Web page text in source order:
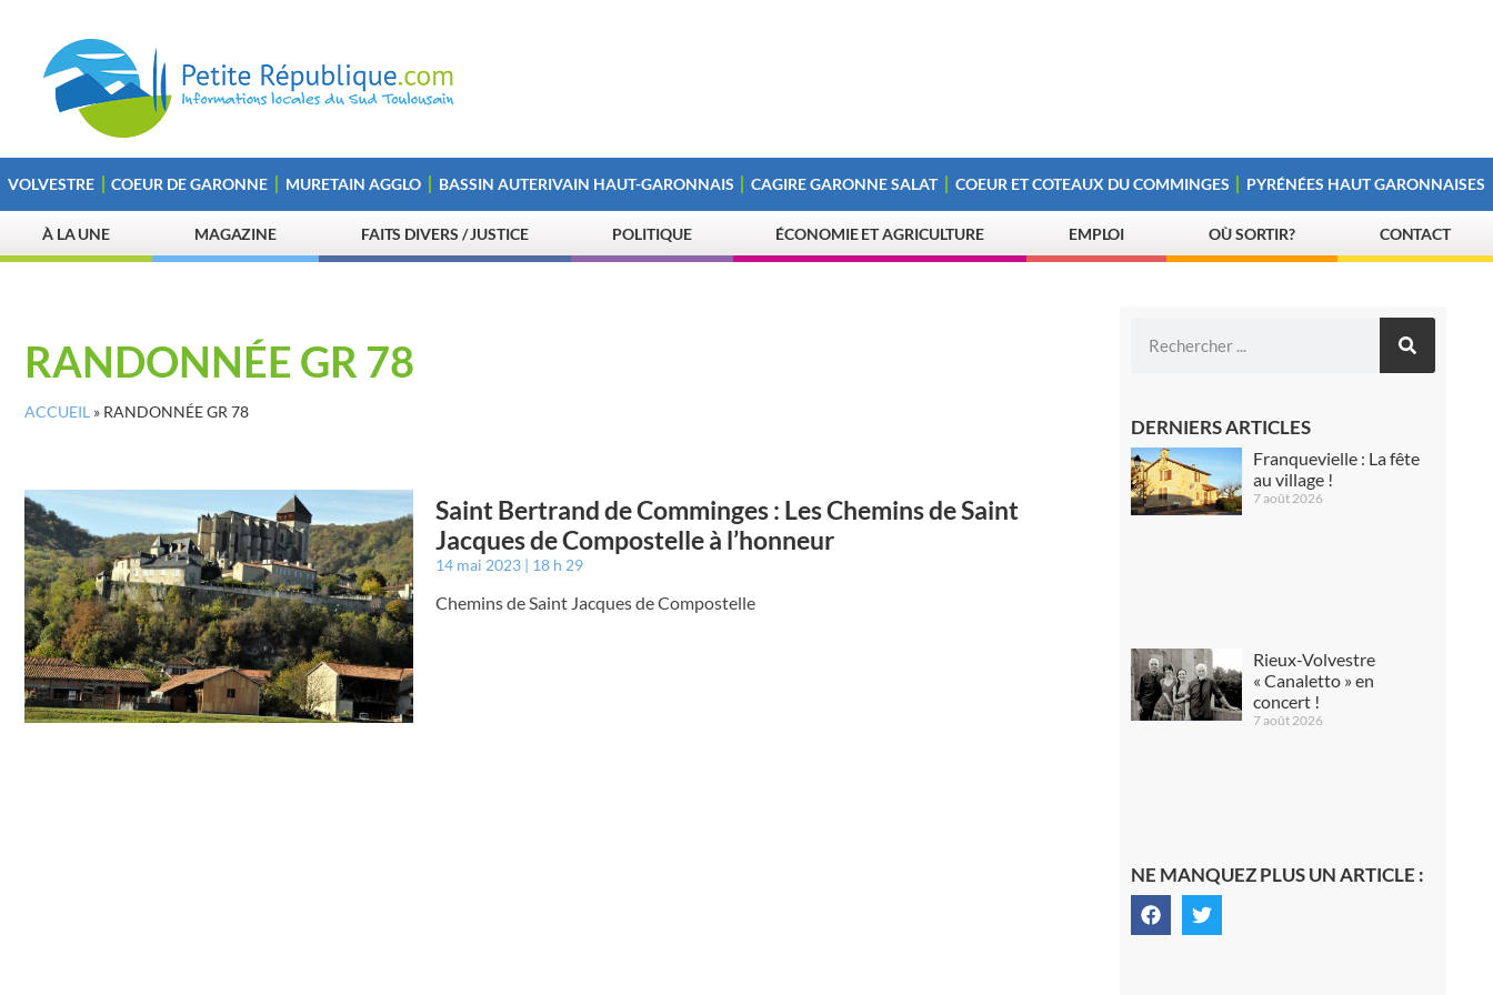
VOLVESTRE COEUR DE GARONNE MURETAIN AGGLO BASSIN AUTERIVAIN HAUT-GARONNAIS CAGIRE GARONNE SALAT COEUR ET COTEAUX DU COMMINGES PYRÉNÉES HAUT GARONNAISES
À LA UNE MAGAZINE FAITS DIVERS / JUSTICE POLITIQUE ÉCONOMIE ET AGRICULTURE EMPLOI OÙ SORTIR? CONTACT
RANDONNÉE GR 78
ACCUEIL » RANDONNÉE GR 78
Saint Bertrand de Comminges : Les Chemins de Saint
Jacques de Compostelle à l’honneur
14 mai 2023 18 h 29
Chemins de Saint Jacques de Compostelle
DERNIERS ARTICLES
Franquevielle : La fête
au village !
7 août 2026
Rieux-Volvestre
« Canaletto » en
concert !
7 août 2026
NE MANQUEZ PLUS UN ARTICLE :